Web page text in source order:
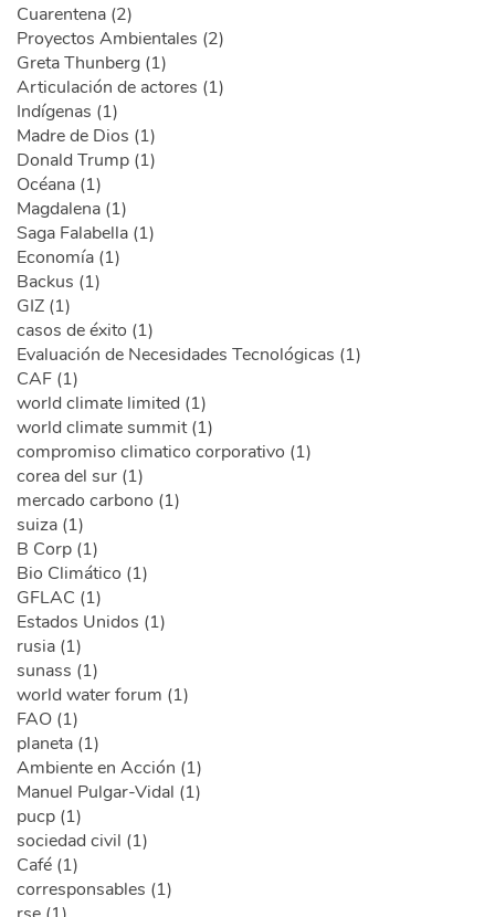
Cuarentena (2)
Proyectos Ambientales (2)
Greta Thunberg (1)
Articulación de actores (1)
Indígenas (1)
Madre de Dios (1)
Donald Trump (1)
Océana (1)
Magdalena (1)
Saga Falabella (1)
Economía (1)
Backus (1)
GIZ (1)
casos de éxito (1)
Evaluación de Necesidades Tecnológicas (1)
CAF (1)
world climate limited (1)
world climate summit (1)
compromiso climatico corporativo (1)
corea del sur (1)
mercado carbono (1)
suiza (1)
B Corp (1)
Bio Climático (1)
GFLAC (1)
Estados Unidos (1)
rusia (1)
sunass (1)
world water forum (1)
FAO (1)
planeta (1)
Ambiente en Acción (1)
Manuel Pulgar-Vidal (1)
pucp (1)
sociedad civil (1)
Café (1)
corresponsables (1)